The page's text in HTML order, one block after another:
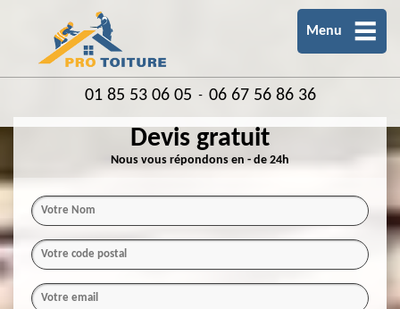
Menu
01 85 53 06 05 - 06 67 56 86 36
Devis gratuit
Nous vous répondons en - de 24h